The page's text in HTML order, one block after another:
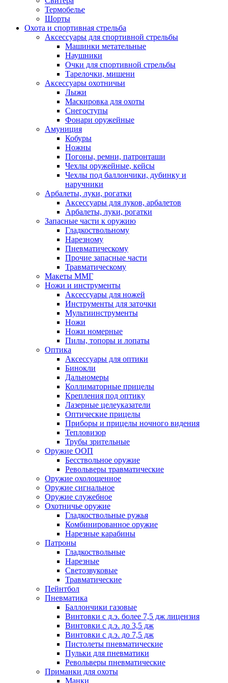
Термобелье
Шорты
Охота и спортивная стрельба
Аксессуары для спортивной стрельбы
Машинки метательные
Наушники
Очки для спортивной стрельбы
Тарелочки, мишени
Аксессуары охотничьи
Лыжи
Маскировка для охоты
Снегоступы
Фонари оружейные
Амуниция
Кобуры
Ножны
Погоны, ремни, патронташи
Чехлы оружейные, кейсы
Чехлы под баллончики, дубинку и
наручники
Арбалеты, луки, рогатки
Аксессуары для луков, арбалетов
Арбалеты, луки, рогатки
Запасные части к оружию
Гладкоствольному
Нарезному
Пневматическому
Прочие запасные части
Травматическому
Макеты ММГ
Ножи и инструменты
Аксессуары для ножей
Инструменты для заточки
Мультиинструменты
Ножи
Ножи номерные
Пилы, топоры и лопаты
Оптика
Аксессуары для оптики
Бинокли
Дальномеры
Коллиматорные прицелы
Крепления под оптику
Лазерные целеуказатели
Оптические прицелы
Приборы и прицелы ночного видения
Тепловизор
Трубы зрительные
Оружие ООП
Бесствольное оружие
Револьверы травматические
Оружие охолощенное
Оружие сигнальное
Оружие служебное
Охотничье оружие
Гладкоствольные ружья
Комбинированное оружие
Нарезные карабины
Патроны
Гладкоствольные
Нарезные
Светозвуковые
Травматические
Пейнтбол
Пневматика
Баллончики газовые
Винтовки с д.э. более 7,5 дж лицензия
Винтовки с д.э. до 3,5 дж
Винтовки с д.э. до 7,5 дж
Пистолеты пневматические
Пульки для пневматики
Револьверы пневматические
Приманки для охоты
Манки